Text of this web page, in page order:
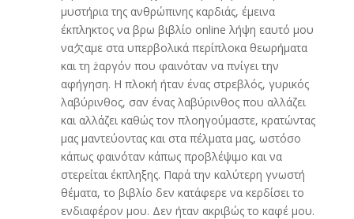
μυστήρια της ανθρώπινης καρδιάς, έμεινα
έκπληκτος να βρω βιβλίο online λήψη εαυτό μου
να欠αμε στα υπερβολικά περίπλοκα θεωρήματα
και τη żαργόν που φαινόταν να πνίγει την
αφήγηση. Η πλοκή ήταν ένας στρεβλός, γυρικός
λαβύρινθος, σαν ένας λαβύρινθος που αλλάζει
και αλλάζει καθώς τον πλοηγούμαστε, κρατώντας
μας μαντεύοντας και στα πέλματα μας, ωστόσο
κάπως φαινόταν κάπως προβλέψιμο και να
στερείται έκπληξης. Παρά την καλύτερη γνωστή
θέματα, το βιβλίο δεν κατάφερε να κερδίσει το
ενδιαφέρον μου. Δεν ήταν ακριβώς το καφέ μου.